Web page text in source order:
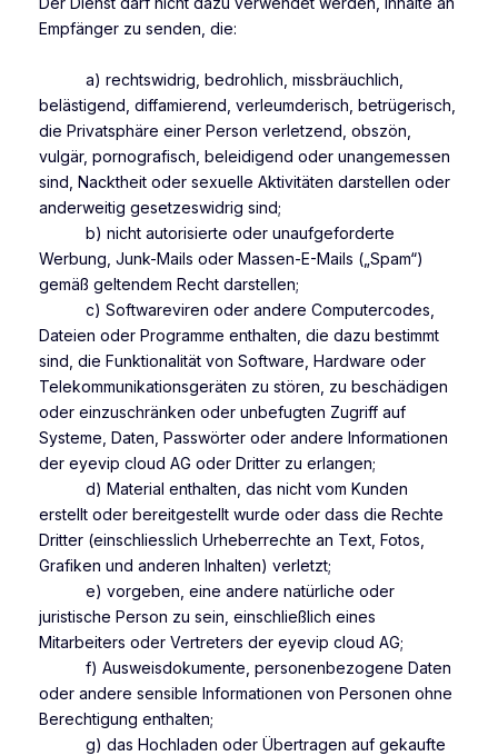
Empfänger zu senden, die:
a) rechtswidrig, bedrohlich, missbräuchlich,
belästigend, diffamierend, verleumderisch, betrügerisch,
die Privatsphäre einer Person verletzend, obszön,
vulgär, pornografisch, beleidigend oder unangemessen
sind, Nacktheit oder sexuelle Aktivitäten darstellen oder
anderweitig gesetzeswidrig sind;
b) nicht autorisierte oder unaufgeforderte
Werbung, Junk-Mails oder Massen-E-Mails („Spam“)
gemäß geltendem Recht darstellen;
c) Softwareviren oder andere Computercodes,
Dateien oder Programme enthalten, die dazu bestimmt
sind, die Funktionalität von Software, Hardware oder
Telekommunikationsgeräten zu stören, zu beschädigen
oder einzuschränken oder unbefugten Zugriff auf
Systeme, Daten, Passwörter oder andere Informationen
der eyevip cloud AG oder Dritter zu erlangen;
d) Material enthalten, das nicht vom Kunden
erstellt oder bereitgestellt wurde oder dass die Rechte
Dritter (einschliesslich Urheberrechte an Text, Fotos,
Grafiken und anderen Inhalten) verletzt;
e) vorgeben, eine andere natürliche oder
juristische Person zu sein, einschließlich eines
Mitarbeiters oder Vertreters der eyevip cloud AG;
f) Ausweisdokumente, personenbezogene Daten
oder andere sensible Informationen von Personen ohne
Berechtigung enthalten;
g) das Hochladen oder Übertragen auf gekaufte